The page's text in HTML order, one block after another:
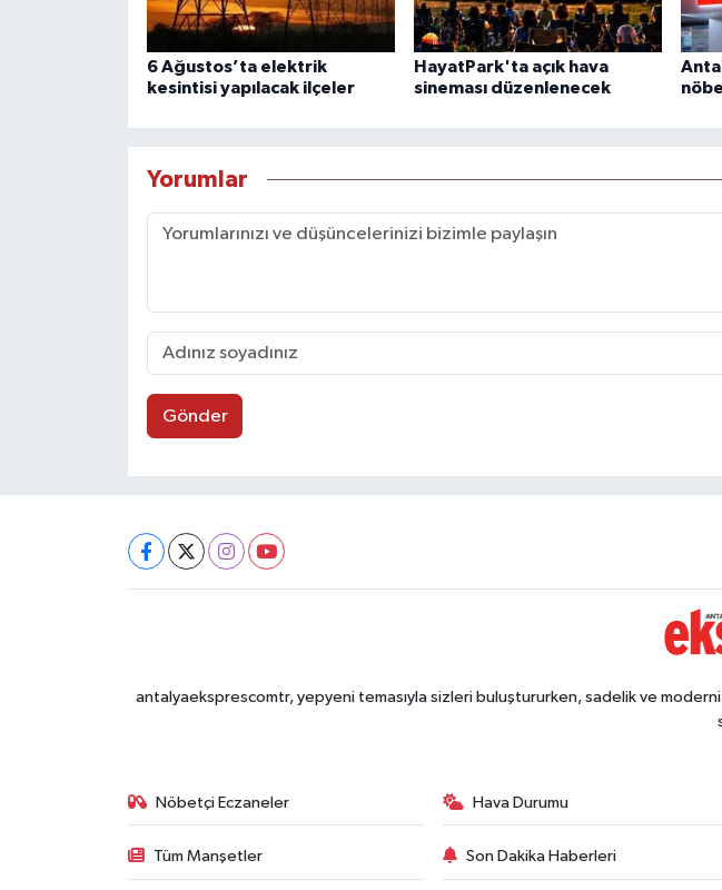
6 Ağustos’ta elektrik
kesintisi yapılacak ilçeler
HayatPark'ta açık hava
sineması düzenlenecek
Yorumlar
Gönder
antalyaeksprescomtr, yepyeni temasıyla sizleri buluştururken, sadelik ve
Nöbetçi Eczaneler Hava Durumu
Tüm Manşetler Son Dakika Haberleri